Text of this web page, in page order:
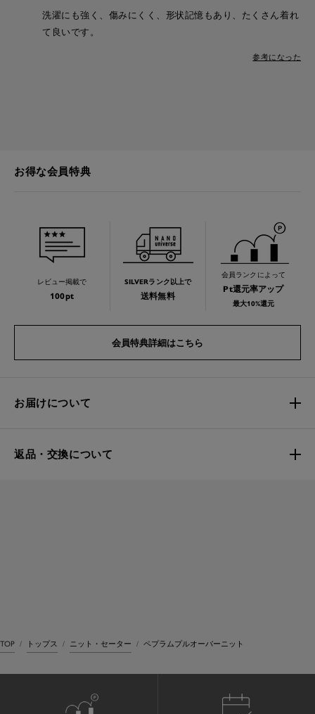
洗濯にも強く、傷みにくく、形状記憶もあり、たくさん着れ
て良いです。
参考になった
お得な会員特典
レビュー掲載で
100pt
SILVERランク以上で
送料無料
会員ランクによって
Pt還元率アップ
最大10%還元
会員特典詳細はこちら
お届けについて
返品・交換について
TOP トップス ニット・セーター ペプラムプルオーバーニット